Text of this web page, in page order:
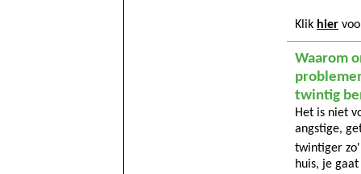
Klik hier
Waarom
twintig
Het is niet
angstige,
twintiger
huis, je